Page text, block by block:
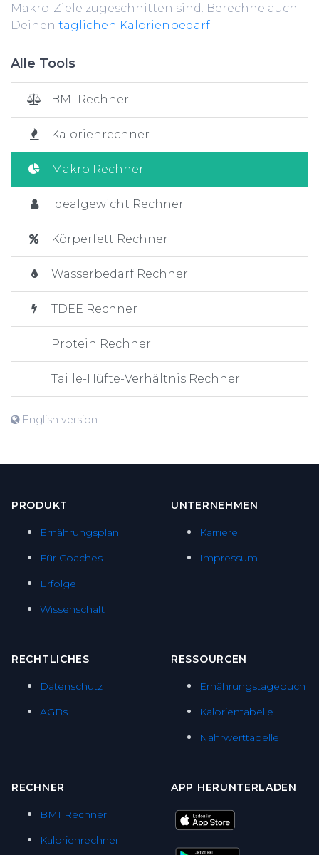
Makro-Ziele zugeschnitten sind. Berechne auch
Deinen täglichen Kalorienbedarf.
Alle Tools
BMI Rechner
Kalorienrechner
Makro Rechner
Idealgewicht Rechner
Körperfett Rechner
Wasserbedarf Rechner
TDEE Rechner
Protein Rechner
Taille-Hüfte-Verhältnis Rechner
English version
PRODUKT
Ernährungsplan
Für Coaches
Erfolge
Wissenschaft
UNTERNEHMEN
Karriere
Impressum
RECHTLICHES
Datenschutz
AGBs
RESSOURCEN
Ernährungstagebuch
Kalorientabelle
Nährwerttabelle
RECHNER
BMI Rechner
Kalorienrechner
APP HERUNTERLADEN